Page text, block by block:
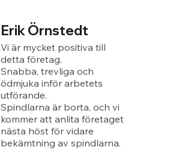
Erik Örnstedt
Vi är mycket positiva till
detta företag.
Snabba, trevliga och
ödmjuka inför arbetets
utförande.
Spindlarna är borta, och vi
kommer att anlita företaget
nästa höst för vidare
bekämtning av spindlarna.